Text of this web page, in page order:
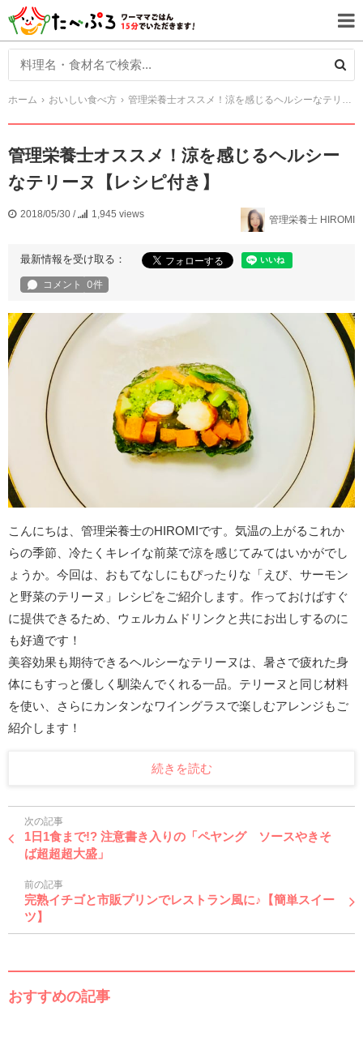
ホーム おいしい食べ方 管理栄養士オススメ！涼を感じるヘルシーなテリーヌ【レシピ付き】
管理栄養士オススメ！涼を感じるヘルシー
なテリーヌ【レシピ付き】
2018/05/30 / 1,945 views 管理栄養士 HIROMI
最新情報を受け取る：
こんにちは、管理栄養士のHIROMIです。気温の上がるこれか
らの季節、冷たくキレイな前菜で涼を感じてみてはいかがでし
ょうか。今回は、おもてなしにもぴったりな「えび、サーモン
と野菜のテリーヌ」レシピをご紹介します。作っておけばすぐ
に提供できるため、ウェルカムドリンクと共にお出しするのに
も好適です！
美容効果も期待できるヘルシーなテリーヌは、暑さで疲れた身
体にもすっと優しく馴染んでくれる一品。テリーヌと同じ材料
を使い、さらにカンタンなワイングラスで楽しむアレンジもご
紹介します！
続きを読む
次の記事
1日1食まで!? 注意書き入りの「ペヤング ソースやきそ
ば超超超大盛」
前の記事
完熟イチゴと市販プリンでレストラン風に♪【簡単スイー
ツ】
おすすめの記事